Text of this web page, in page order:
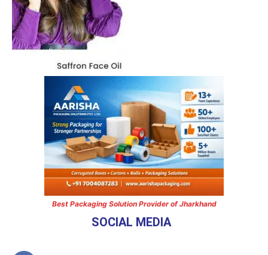
Best Packaging Solution Provider of Jharkhand
SOCIAL MEDIA